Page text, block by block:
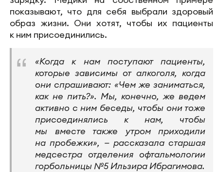
показывают, что для себя выбрали здоровый
образ жизни. Они хотят, чтобы их пациенты
к ним присоединились.
«Когда к нам поступают пациенты,
которые зависимы от алкоголя, когда
они спрашивают: «Чем же заниматься,
как не пить?». Мы, конечно, же ведем
активно с ним беседы, чтобы они тоже
присоединялись к нам, чтобы
мы вместе также утром приходили
на пробежки», — рассказала старшая
медсестра отделения офтальмологии
горбольницы №5 Ильзира Ибрагимова.